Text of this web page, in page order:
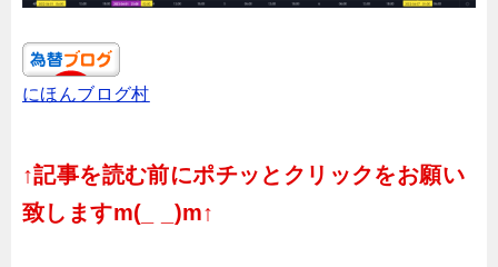
にほんブログ村
↑記事を読む前にポチッとクリックをお願い
致しますm(_ _)m↑